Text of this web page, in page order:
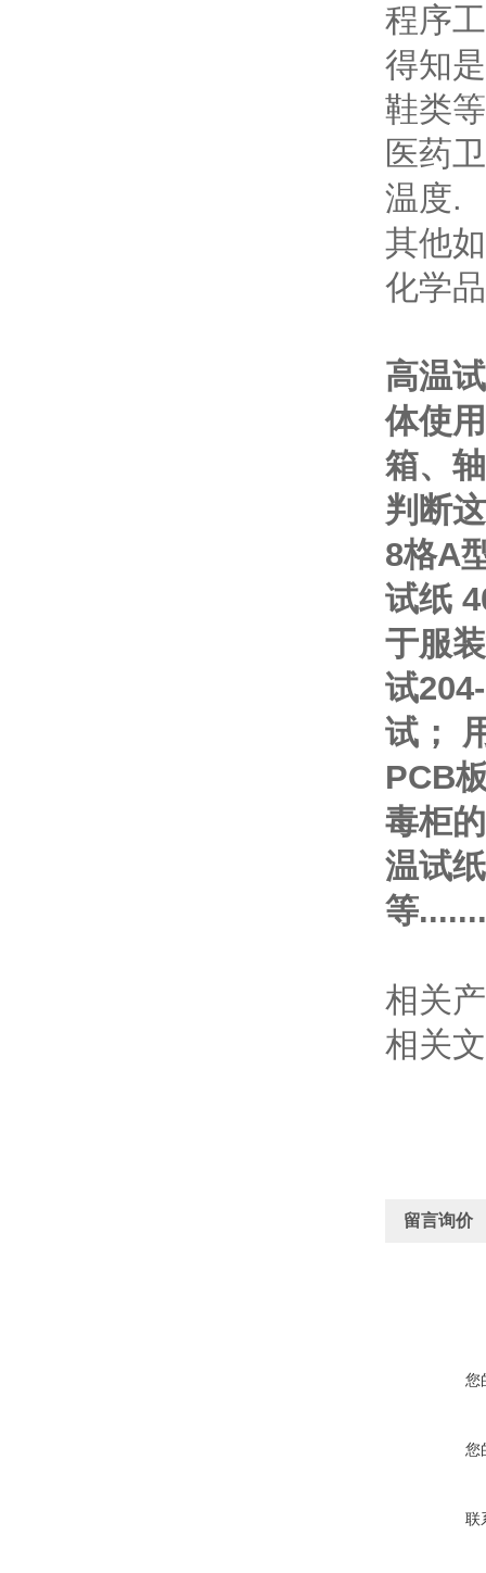
程序
得知
鞋类
医药
温度.
其他
化学
高温
体使
箱、
判断
8格A
试纸
于服
试
试；
PCB
毒柜
温试
等
相关
相关
留言询价
您
您
联